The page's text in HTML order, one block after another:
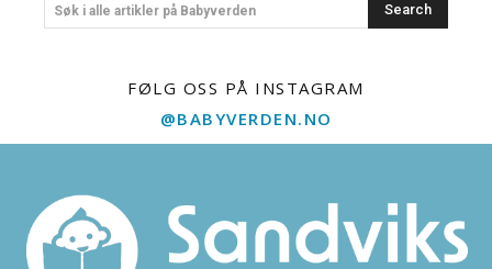
Søk i alle artikler på Babyverden Search
FØLG OSS PÅ INSTAGRAM
@BABYVERDEN.NO